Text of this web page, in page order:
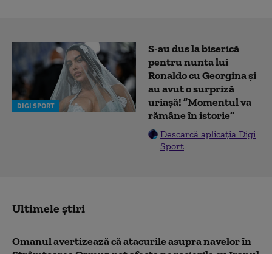
DIGI SPORT
S-au dus la biserică
pentru nunta lui
Ronaldo cu Georgina și
au avut o surpriză
uriașă! ”Momentul va
rămâne în istorie”
Descarcă aplicația Digi
Sport
Ultimele știri
Omanul avertizează că atacurile asupra navelor în